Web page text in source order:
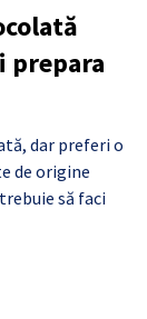
prepara
dar preferi o
de origine
să faci